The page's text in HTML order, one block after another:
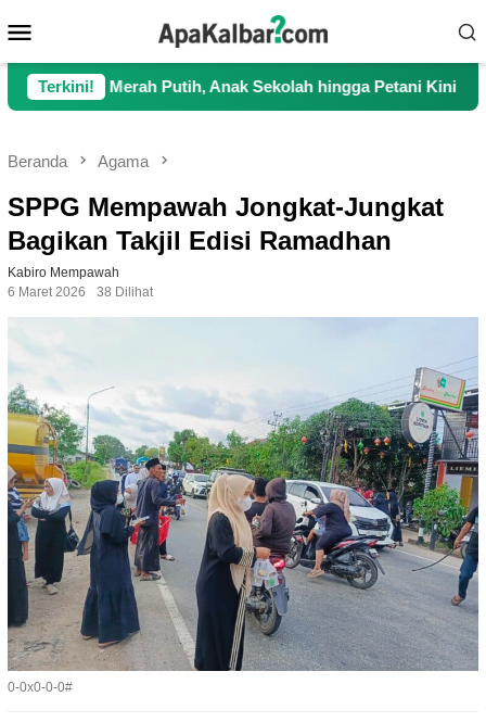
ke
kontenMobile
Terkini!
Putih, Anak Sekolah hingga Petani Kini Kembali Lancar
Beranda Agama
SPPG Mempawah Jongkat-Jungkat
Bagikan Takjil Edisi Ramadhan
Kabiro Mempawah
6 Maret 2026
38 Dilihat
0-0x0-0-0#